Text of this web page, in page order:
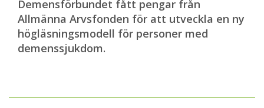
Demensförbundet fått pengar från
Allmänna Arvsfonden för att utveckla en ny
högläsningsmodell för personer med
demenssjukdom.